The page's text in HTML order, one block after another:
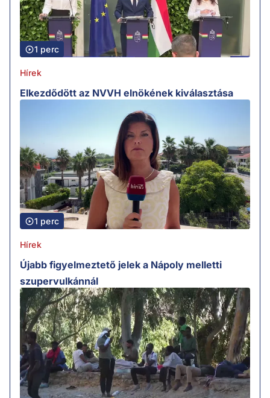
1 perc
Hírek
Elkezdődött az NVVH elnökének kiválasztása
1 perc
Hírek
Újabb figyelmeztető jelek a Nápoly melletti
szupervulkánnál